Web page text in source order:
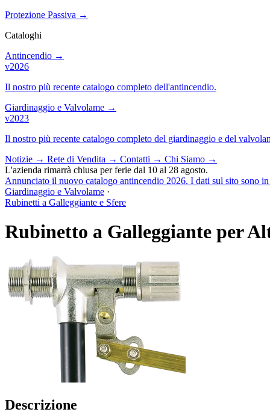
Protezione Passiva →
Cataloghi
Antincendio →
v2026
Il nostro più recente catalogo completo dell'antincendio.
Giardinaggio e Valvolame →
v2023
Il nostro più recente catalogo completo del giardinaggio e del
Notizie → Rete di Vendita → Contatti → Chi Siamo →
L'azienda rimarrà chiusa per ferie dal 10 al 28 agosto.
Annunciato il nuovo catalogo antincendio 2026. I dati sul sito sono
Giardinaggio e Valvolame ·
Rubinetti a Galleggiante e Sfere
Rubinetto a Galleggiante per
Descrizione